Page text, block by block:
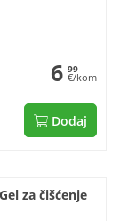
6 99
€/kom
Dodaj
za čišćenje